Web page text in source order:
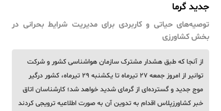
جدید گرما
توصیه‌های حیاتی و کاربردی برای مدیریت شرایط بحرانی در
بخش کشاورزی
از آنجا که طبق هشدار مشترک سازمان هواشناسی کشور و شرکت
توانیر از امروز جمعه ۲۷ تیرماه تا یکشنبه ۲۹ تیرماه، کشور درگیر
موج جدید و گسترده‌ای از گرمای شدید خواهد شد؛ کارشناسان اتاق
خبر کشاورزپلاس اقدام به تدوین آن به صورت اطلاعیه ترویجی کردند